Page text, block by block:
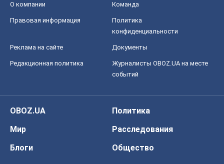
О компании Команда
Правовая информация
Политика
конфиденциальности
Реклама на сайте Документы
Редакционная политика
Журналисты OBOZ.UA на месте
событий
OBOZ.UA
Политика
Мир
Расследования
Блоги
Общество